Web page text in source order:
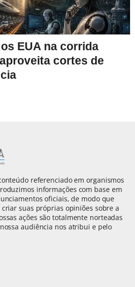
EUA na corrida
cortes de
referenciado em organismos
informações com base em
oficiais, de modo que
suas próprias opiniões sobre a
ações são totalmente norteadas
audiência nos atribui e pelo